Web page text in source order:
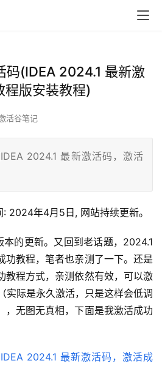
码(IDEA 2024.1 最新激
程版安装教程)
活谷笔记
2024.1 最新激活码，激活
2024年4月5日, 网站持续更新。
的更新。又回到老话题，2024.1
功教程，笔者也亲测了一下。还是
教程方式，亲测依然有效，可以激
际是永久激活，只是这样会低调
，无图无真相，下面是我激活成功